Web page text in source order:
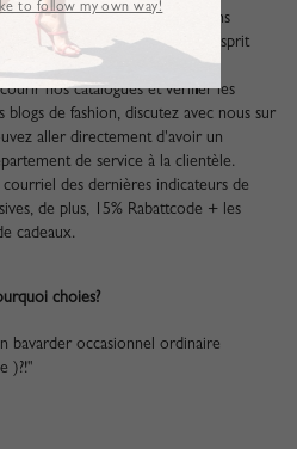
toutes sortes de conceptions
votre garde-robe et votre esprit
nos catalogues et vérifier les
de fashion, discutez avec nous sur
aller directement d'avoir un
de service à la clientèle.
des dernières indicateurs de
de plus, 15% Rabattcode + les
cadeaux.
choies?
bavarder occasionnel ordinaire
)?!"
to follow my own way!